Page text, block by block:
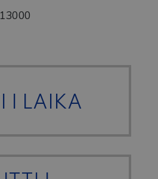
13000
I LAIKA